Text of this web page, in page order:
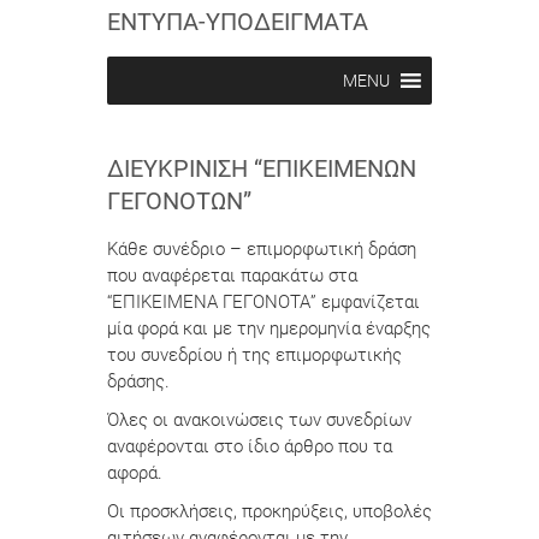
ΕΝΤΥΠΑ-ΥΠΟΔΕΙΓΜΑΤΑ
MENU
ΔΙΕΥΚΡΊΝΙΣΗ “ΕΠΙΚΕΊΜΕΝΩΝ
ΓΕΓΟΝΌΤΩΝ”
Κάθε συνέδριο – επιμορφωτική δράση
που αναφέρεται παρακάτω στα
“ΕΠΙΚΕΙΜΕΝΑ ΓΕΓΟΝΟΤΑ” εμφανίζεται
μία φορά και με την ημερομηνία έναρξης
του συνεδρίου ή της επιμορφωτικής
δράσης.
Όλες οι ανακοινώσεις των συνεδρίων
αναφέρονται στο ίδιο άρθρο που τα
αφορά.
Οι προσκλήσεις, προκηρύξεις, υποβολές